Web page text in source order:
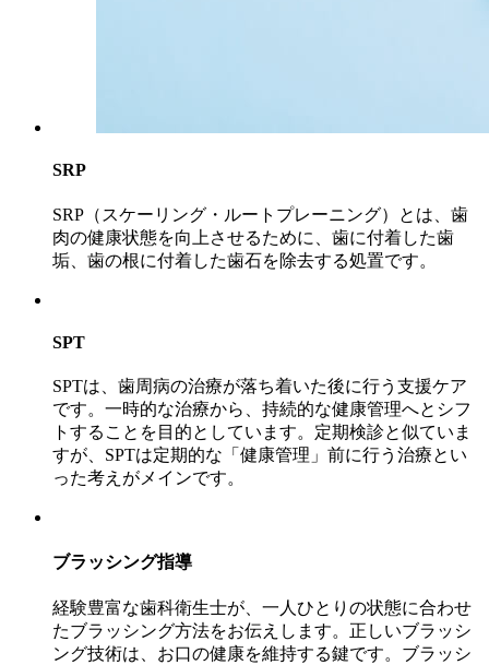
SRP
SRP（スケーリング・ルートプレーニング）とは、歯
肉の健康状態を向上させるために、歯に付着した歯
垢、歯の根に付着した歯石を除去する処置です。
SPT
SPTは、歯周病の治療が落ち着いた後に行う支援ケア
です。一時的な治療から、持続的な健康管理へとシフ
トすることを目的としています。定期検診と似ていま
すが、SPTは定期的な「健康管理」前に行う治療とい
った考えがメインです。
ブラッシング指導
経験豊富な歯科衛生士が、一人ひとりの状態に合わせ
たブラッシング方法をお伝えします。正しいブラッシ
ング技術は、お口の健康を維持する鍵です。ブラッシ